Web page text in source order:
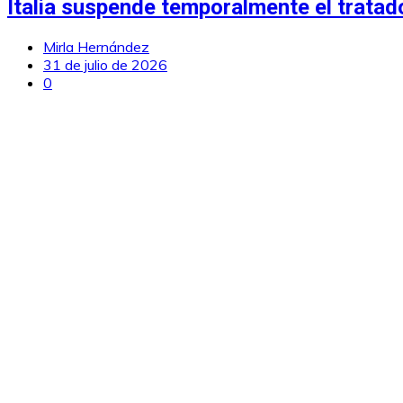
Italia suspende temporalmente el
Mirla Hernández
31 de julio de 2026
0